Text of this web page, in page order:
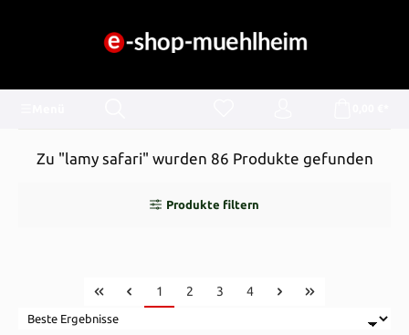
Zu "lamy safari" wurden 86 Produkte gefunden
Produkte filtern
Seite
1 Seite
2 Seite
3 Seite
4